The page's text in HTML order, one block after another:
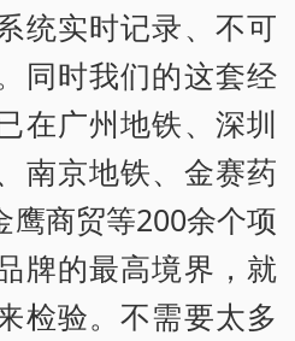
统实时记录、不可
同时我们的这套经
在广州地铁、深圳
南京地铁、金赛药
鹰商贸等200余个项
牌的最高境界，就
检验。不需要太多